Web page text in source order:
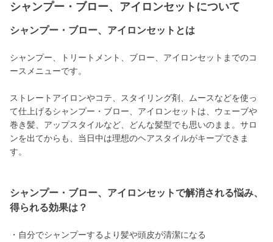
シャンプー・ブロー、アイロンセットについて
シャンプー・ブロー、アイロンセットとは
シャンプー、トリートメント、ブロー、アイロンセットまでのコ
ースメニューです。
ストレートアイロンやコテ、スタイリング剤、ムースなどを使っ
て仕上げるシャンプー・ブロー、アイロンセットは、ウェーブや
巻き髪、アップスタイルなど、どんな髪型でも思いのまま。サロ
ンを出てからも、当日中は理想のヘアスタイルがキープできま
す。
シャンプー・ブロー、アイロンセットで解消される悩み、
得られる効果は？
・自分でシャンプーするより髪や頭皮が清潔になる